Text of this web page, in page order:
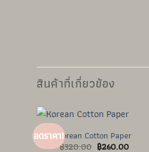
สินค้าที่เกี่ยวข้อง
ลดราคา!Korean Cotton Paper
฿320.00 Original
฿260.00Current